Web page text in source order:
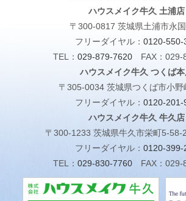
ハウスメイク牛久 土浦店
〒300-0817 茨城県土浦市永
フリーダイヤル： 0120-550-
TEL： 029-879-7620 FAX：029-
ハウスメイク牛久 つくば
〒305-0034 茨城県つくば市小野
フリーダイヤル： 0120-201-
ハウスメイク牛久 牛久店
〒300-1233 茨城県牛久市栄町5-58-
フリーダイヤル： 0120-399-
TEL： 029-830-7760 FAX：